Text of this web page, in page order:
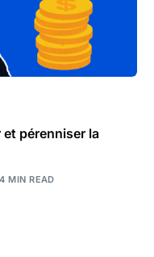
pérenniser la
4 MIN READ